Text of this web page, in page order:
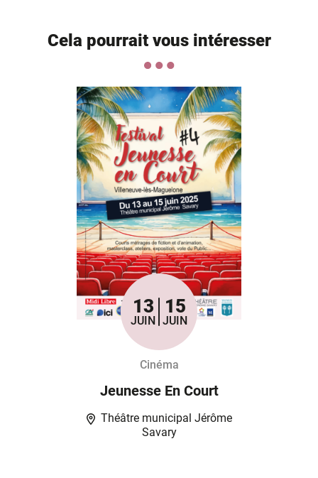
Cela pourrait vous intéresser
Du
13
JUIN au
15
JUIN
Cinéma
Jeunesse En Court
Théâtre municipal Jérôme
Savary